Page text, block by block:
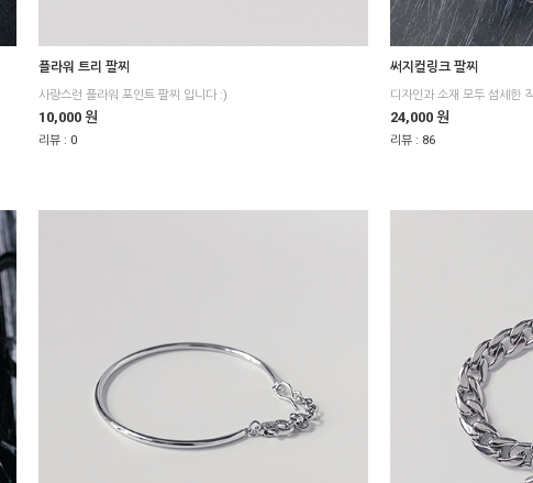
플라워 트리 팔찌
사랑스런 플라워 포인트 팔찌 입니다 :)
10,000 원
리뷰 : 0
써지컬링크 팔찌
24,000 원
리뷰 : 86